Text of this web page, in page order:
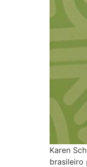
Karen
brasileiro